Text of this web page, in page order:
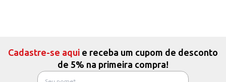
Cadastre-se aqui e receba um cupom de desconto
de 5% na primeira compra!